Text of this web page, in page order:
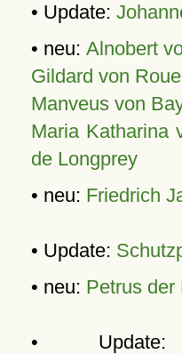
• Update:
• neu: Alnobert
Gildard von
Manveus von
Maria Katharina
de Longprey
• neu: Friedrich
• Update:
• neu: Petrus der
•